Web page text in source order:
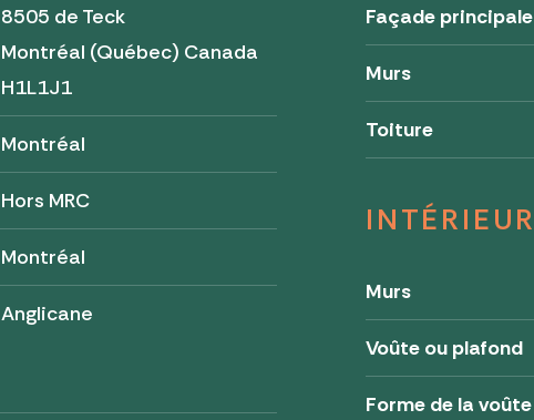
8505 de Teck
Montréal (Québec) Canada
H1L1J1
Montréal
Hors MRC
Montréal
Anglicane
Façade principale
Murs
Toiture
INTÉRIEUR
Murs
Voûte ou plafond
Forme de la voûte